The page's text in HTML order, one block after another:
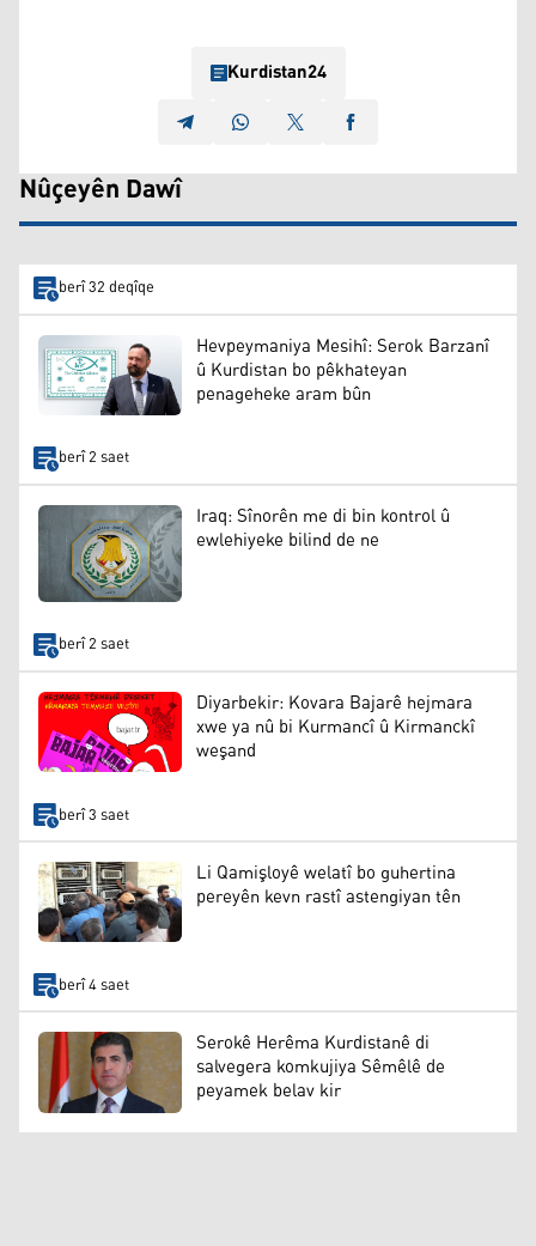
Kurdistan24
Nûçeyên Dawî
berî 32 deqîqe
Hevpeymaniya Mesihî: Serok Barzanî
û Kurdistan bo pêkhateyan
penageheke aram bûn
berî 2 saet
Iraq: Sînorên me di bin kontrol û
ewlehiyeke bilind de ne
berî 2 saet
Diyarbekir: Kovara Bajarê hejmara
xwe ya nû bi Kurmancî û Kirmanckî
weşand
berî 3 saet
Li Qamişloyê welatî bo guhertina
pereyên kevn rastî astengiyan tên
berî 4 saet
Serokê Herêma Kurdistanê di
salvegera komkujiya Sêmêlê de
peyamek belav kir